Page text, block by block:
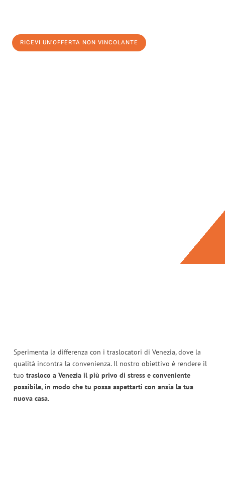
RICEVI UN'OFFERTA NON VINCOLANTE
Sperimenta la differenza con i traslocatori di Venezia, dove la
qualità incontra la convenienza. Il nostro obiettivo è rendere il
tuo trasloco a Venezia il più privo di stress e conveniente
possibile, in modo che tu possa aspettarti con ansia la tua
nuova casa.